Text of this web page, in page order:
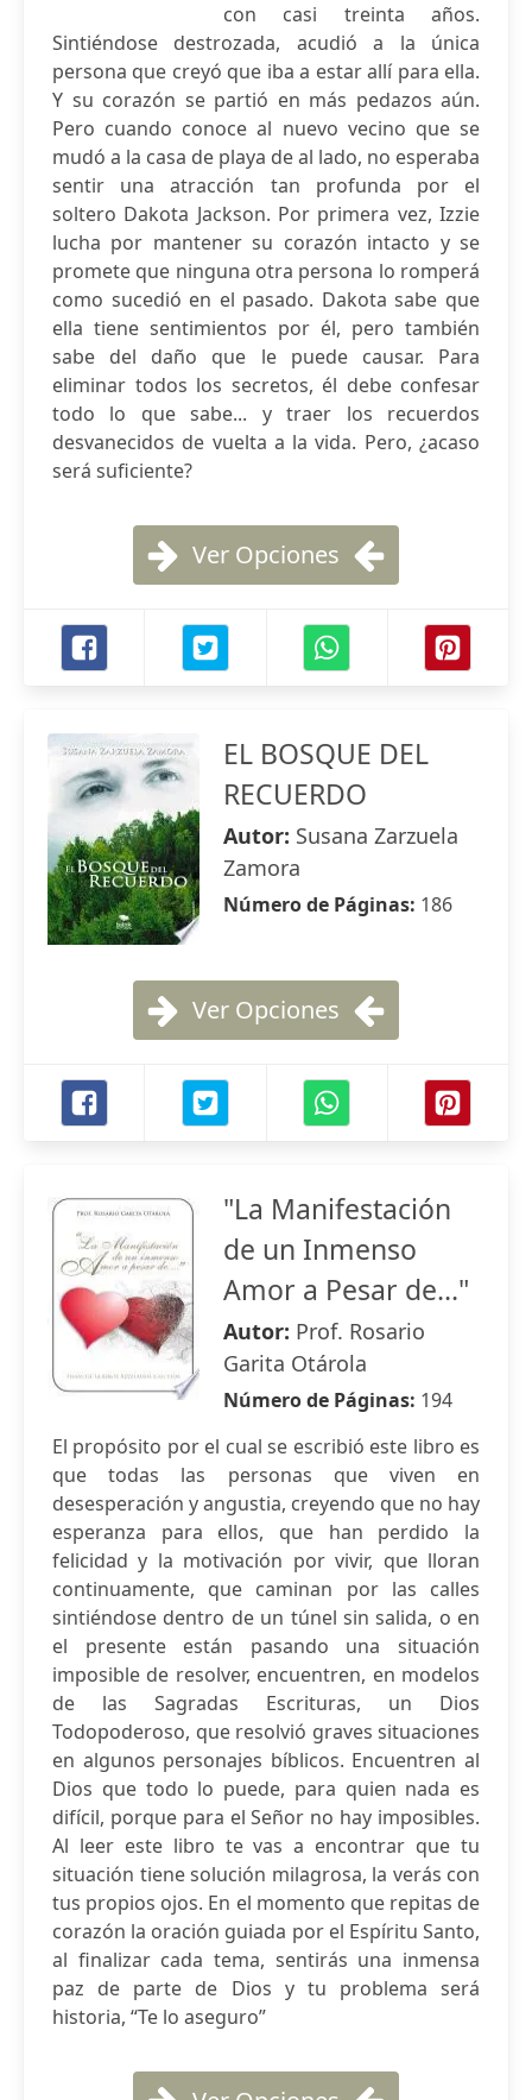
con casi treinta años.
Sintiéndose destrozada, acudió a la única
persona que creyó que iba a estar allí para ella.
Y su corazón se partió en más pedazos aún.
Pero cuando conoce al nuevo vecino que se
mudó a la casa de playa de al lado, no esperaba
sentir una atracción tan profunda por el
soltero Dakota Jackson. Por primera vez, Izzie
lucha por mantener su corazón intacto y se
promete que ninguna otra persona lo romperá
como sucedió en el pasado. Dakota sabe que
ella tiene sentimientos por él, pero también
sabe del daño que le puede causar. Para
eliminar todos los secretos, él debe confesar
todo lo que sabe... y traer los recuerdos
desvanecidos de vuelta a la vida. Pero, ¿acaso
será suficiente?
Ver Opciones
EL BOSQUE DEL
RECUERDO
Autor: Susana Zarzuela
Zamora
Número de Páginas: 186
Ver Opciones
"La Manifestación
de un Inmenso
Amor a Pesar de..."
Autor: Prof. Rosario
Garita Otárola
Número de Páginas: 194
El propósito por el cual se escribió este libro es
que todas las personas que viven en
desesperación y angustia, creyendo que no hay
esperanza para ellos, que han perdido la
felicidad y la motivación por vivir, que lloran
continuamente, que caminan por las calles
sintiéndose dentro de un túnel sin salida, o en
el presente están pasando una situación
imposible de resolver, encuentren, en modelos
de las Sagradas Escrituras, un Dios
Todopoderoso, que resolvió graves situaciones
en algunos personajes bíblicos. Encuentren al
Dios que todo lo puede, para quien nada es
difícil, porque para el Señor no hay imposibles.
Al leer este libro te vas a encontrar que tu
situación tiene solución milagrosa, la verás con
tus propios ojos. En el momento que repitas de
corazón la oración guiada por el Espíritu Santo,
al finalizar cada tema, sentirás una inmensa
paz de parte de Dios y tu problema será
historia, “Te lo aseguro”